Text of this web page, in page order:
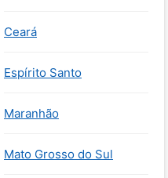
Ceará
Espírito Santo
Maranhão
Mato Grosso do Sul